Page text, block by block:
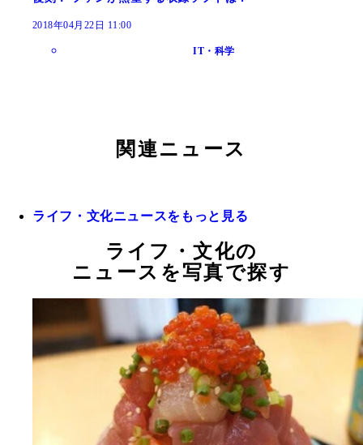
2018年04月22日 11:00
IT・科学
関連ニュース
ライフ・文化ニュースをもっと見る
ライフ・文化の
ニュースを写真で探す